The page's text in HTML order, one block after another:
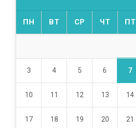
ПН ВТ СР ЧТ ПТ
3 4 5 6 7
10 11 12 13 14
17 18 19 20 21